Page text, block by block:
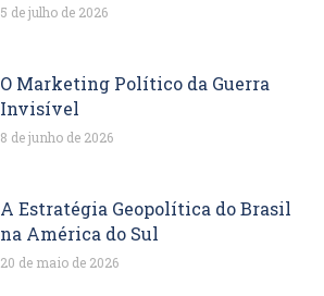
5 de julho de 2026
O Marketing Político da Guerra
Invisível
8 de junho de 2026
A Estratégia Geopolítica do Brasil
na América do Sul
20 de maio de 2026